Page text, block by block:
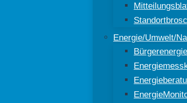
Energie/Umwelt/